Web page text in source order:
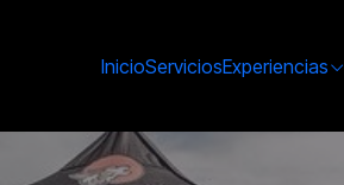
InicioServiciosExperiencias